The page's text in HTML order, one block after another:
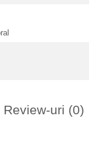
Review-uri (0)